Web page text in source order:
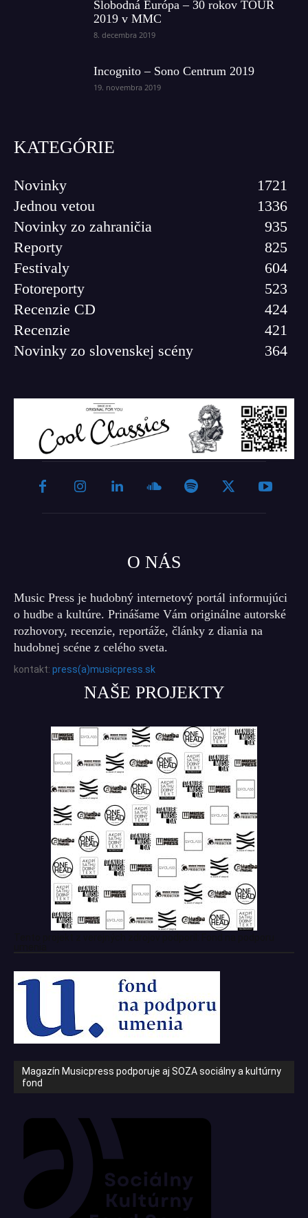
Slobodná Európa – 30 rokov TOUR
2019 v MMC
8. decembra 2019
Incognito – Sono Centrum 2019
19. novembra 2019
KATEGÓRIE
Novinky
1721
Jednou vetou
1336
Novinky zo zahraničia
935
Reporty
825
Festivaly
604
Fotoreporty
523
Recenzie CD
424
Recenzie
421
Novinky zo slovenskej scény
364
O NÁS
Music Press je hudobný internetový portál informujúci
o hudbe a kultúre. Prinášame Vám originálne autorské
rozhovory, recenzie, reportáže, články z diania na
hudobnej scéne z celého sveta.
kontakt: press(a)musicpress.sk
NAŠE PROJEKTY
Magazín Musicpress podporuje aj SOZA sociálny a kultúrny
fond